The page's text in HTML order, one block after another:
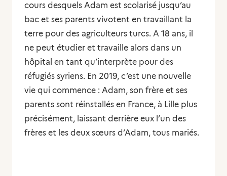
cours desquels Adam est scolarisé jusqu’au
bac et ses parents vivotent en travaillant la
terre pour des agriculteurs turcs. A 18 ans, il
ne peut étudier et travaille alors dans un
hôpital en tant qu’interprète pour des
réfugiés syriens. En 2019, c’est une nouvelle
vie qui commence : Adam, son frère et ses
parents sont réinstallés en France, à Lille plus
précisément, laissant derrière eux l’un des
frères et les deux sœurs d’Adam, tous mariés.